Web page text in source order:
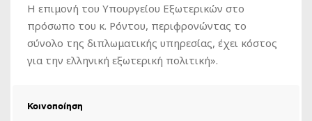
Η επιμονή του Υπουργείου Εξωτερικών στο
πρόσωπο του κ. Ρόντου, περιφρονώντας το
σύνολο της διπλωματικής υπηρεσίας, έχει κόστος
για την ελληνική εξωτερική πολιτική».
Κοινοποίηση